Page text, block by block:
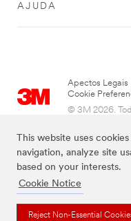
This website uses
navigation, analyze site
based on your interests.
Cookie Notice
Reject Non-Essential
AJUDA
Apectos Legais
Cookie
© 3M 2026.